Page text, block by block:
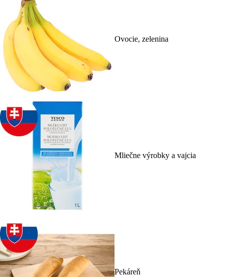
Ovocie, zelenina
Mliečne výrobky a vajcia
Pekáreň